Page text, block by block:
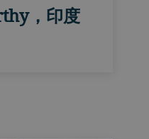
，印度